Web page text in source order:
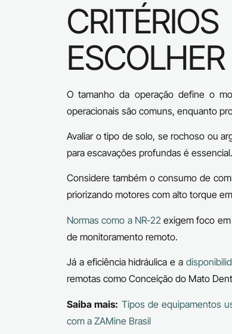
O tamanho da operação define o
operacionais são comuns, enquanto
Avaliar o tipo de solo, se rochoso ou
para escavações profundas é essencial.
Considere também o consumo de
priorizando motores com alto torque
Normas como a NR-22 exigem foco
de monitoramento remoto.
Já a eficiência hidráulica e a
remotas como Conceição do Mato
Saiba mais: Tipos de equipamentos
com a ZAMine Brasil